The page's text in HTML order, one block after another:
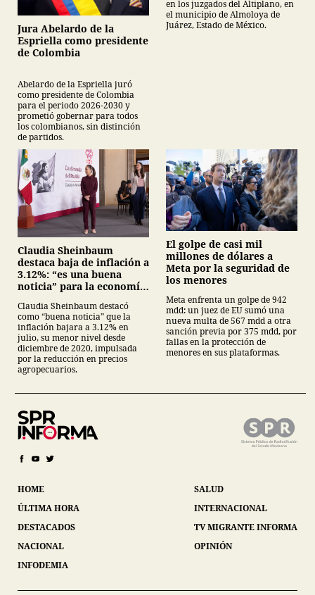
Jura Abelardo de la
Espriella como presidente
de Colombia
Abelardo de la Espriella juró
como presidente de Colombia
para el periodo 2026-2030 y
prometió gobernar para todos
los colombianos, sin distinción
de partidos.
en los juzgados del Altiplano, en
el municipio de Almoloya de
Juárez, Estado de México.
Claudia Sheinbaum
destaca baja de inflación a
3.12%: “es una buena
noticia” para la economía
Claudia Sheinbaum destacó
como “buena noticia” que la
inflación bajara a 3.12% en
julio, su menor nivel desde
diciembre de 2020, impulsada
por la reducción en precios
agropecuarios.
El golpe de casi mil
millones de dólares a
Meta por la seguridad de
los menores
Meta enfrenta un golpe de 942
mdd: un juez de EU sumó una
nueva multa de 567 mdd a otra
sanción previa por 375 mdd, por
fallas en la protección de
menores en sus plataformas.
HOME
ÚLTIMA HORA
DESTACADOS
NACIONAL
INFODEMIA
SALUD
INTERNACIONAL
TV MIGRANTE INFORMA
OPINIÓN